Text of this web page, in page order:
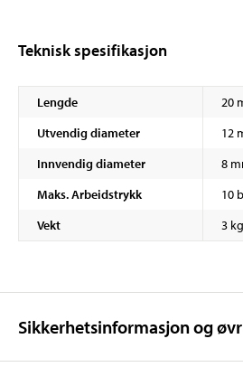
Teknisk spesifikasjon
Lengde
20
Utvendig diameter
12
Innvendig diameter
8
Maks. Arbeidstrykk
10
Vekt
3 kg
Sikkerhetsinformasjon og